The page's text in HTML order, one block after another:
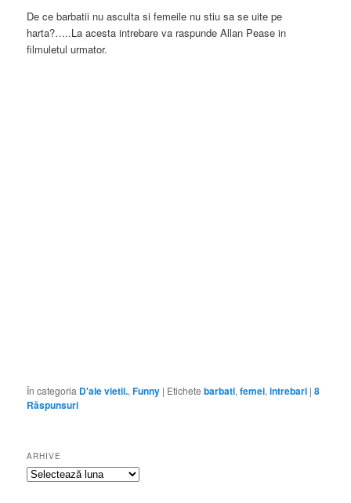
De ce barbatii nu asculta si femeile nu stiu sa se uite pe
harta?…..La acesta intrebare va raspunde Allan Pease in
filmuletul urmator.
În categoria D'ale vietii.,Funny | Etichete barbati,femei,intrebari |8
Răspunsuri
ARHIVE
Arhive